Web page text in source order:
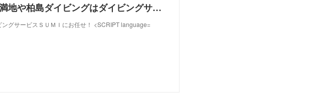
高知の海はお任せ！大月町安満地や柏島ダイビングはダイビングサービスＳＵＭIへ！
グサービスＳＵＭＩにお任せ！ <SCRIPT language=